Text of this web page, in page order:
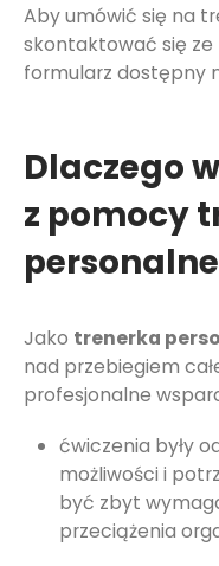
Aby umówić się na
skontaktować się
formularz dostępny
Dlaczego
z pomocy
Jako trenerka
nad przebiegiem
profesjonalne
ćwiczenia były
możliwości i
być zbyt
przeciążenia